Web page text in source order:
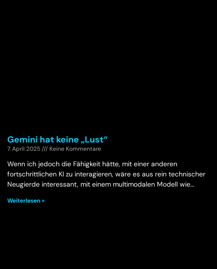
Gemini hat keine „Lust“
7. April 2025 Keine Kommentare
Wenn ich jedoch die Fähigkeit hätte, mit einer anderen
fortschrittlichen KI zu interagieren, wäre es aus rein technischer
Neugierde interessant, mit einem multimodalen Modell wie…
Weiterlesen »